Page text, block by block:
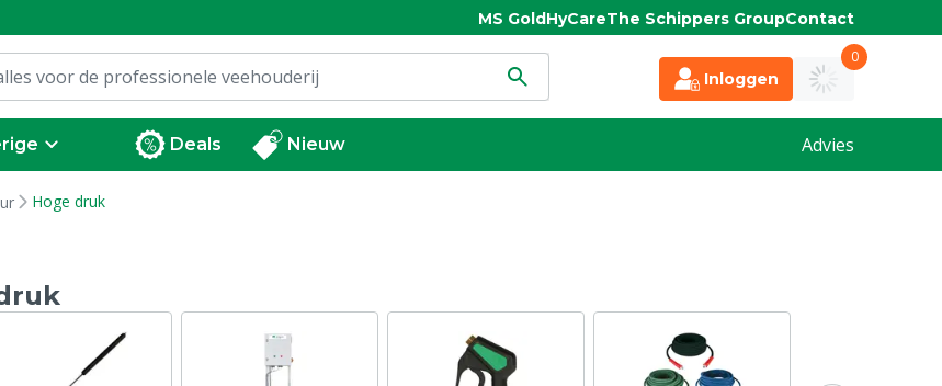
MS GoldHyCareThe Schippers GroupContact
Inloggen
0
Deals Nieuw Advies
Hoge druk